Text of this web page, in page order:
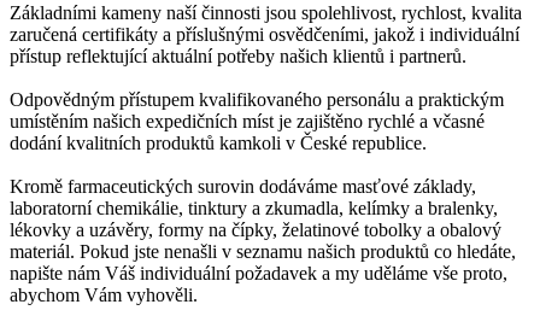
Základními kameny naší činnosti jsou spolehlivost, rychlost, kvalita
zaručená certifikáty a příslušnými osvědčeními, jakož i individuální
přístup reflektující aktuální potřeby našich klientů i partnerů.
Odpovědným přístupem kvalifikovaného personálu a praktickým
umístěním našich expedičních míst je zajištěno rychlé a včasné
dodání kvalitních produktů kamkoli v České republice.
Kromě farmaceutických surovin dodáváme masťové základy,
laboratorní chemikálie, tinktury a zkumadla, kelímky a bralenky,
lékovky a uzávěry, formy na čípky, želatinové tobolky a obalový
materiál. Pokud jste nenašli v seznamu našich produktů co hledáte,
napište nám Váš individuální požadavek a my uděláme vše proto,
abychom Vám vyhověli.